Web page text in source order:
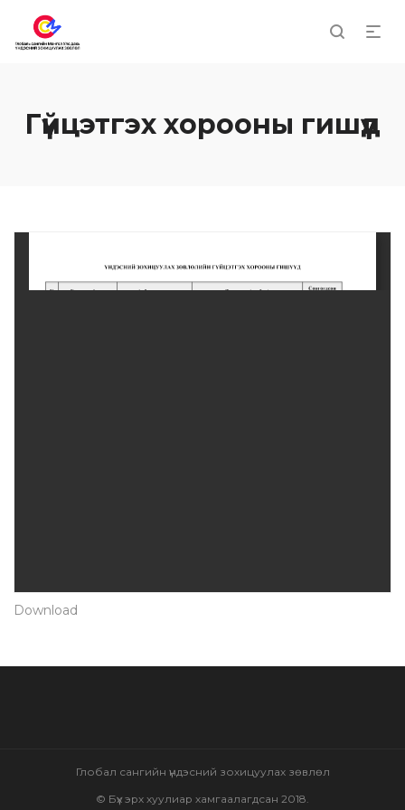
Гүйцэтгэх хорооны гишүүд
Download
Глобал сангийн үндэсний зохицуулах зөвлөл
© Бүх эрх хуулиар хамгаалагдсан 2018.